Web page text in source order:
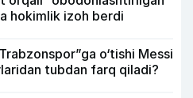
hokimlik izoh berdi
o‘tishi Messi
tubdan farq qiladi?